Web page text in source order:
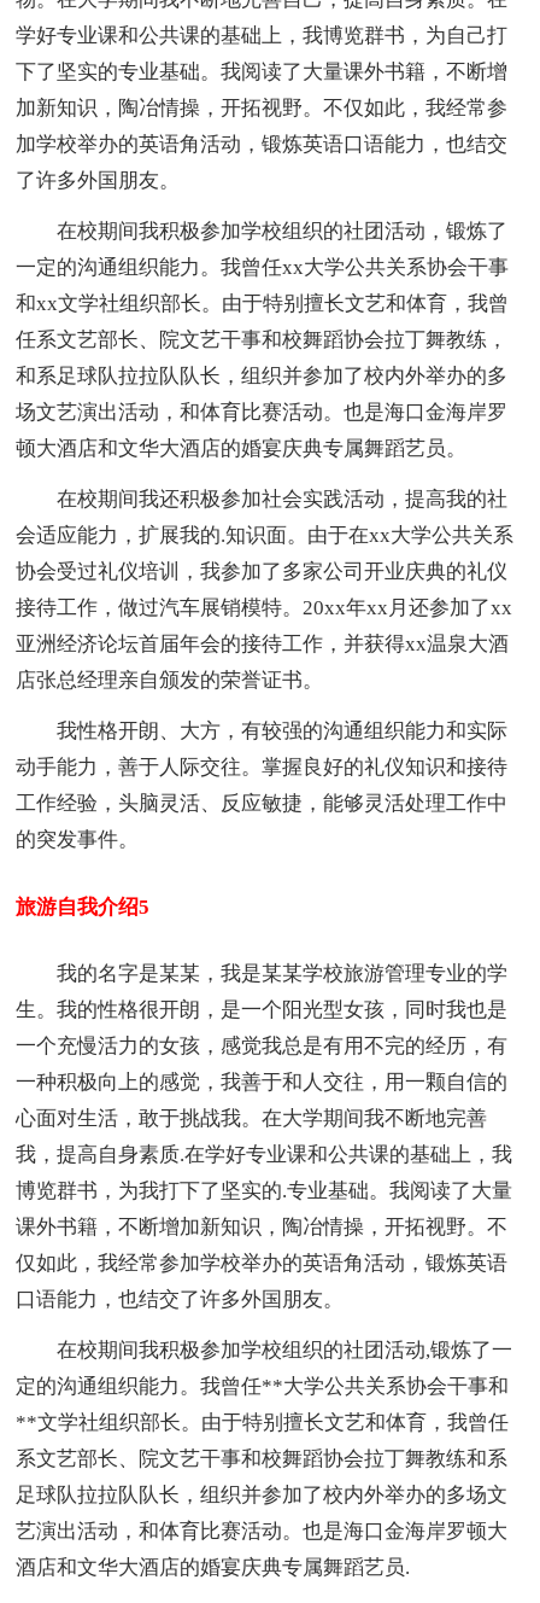
学好专业课和公共课的基础上，我博览群书，为自己打
下了坚实的专业基础。我阅读了大量课外书籍，不断增
加新知识，陶冶情操，开拓视野。不仅如此，我经常参
加学校举办的英语角活动，锻炼英语口语能力，也结交
了许多外国朋友。
在校期间我积极参加学校组织的社团活动，锻炼了
一定的沟通组织能力。我曾任xx大学公共关系协会干事
和xx文学社组织部长。由于特别擅长文艺和体育，我曾
任系文艺部长、院文艺干事和校舞蹈协会拉丁舞教练，
和系足球队拉拉队队长，组织并参加了校内外举办的多
场文艺演出活动，和体育比赛活动。也是海口金海岸罗
顿大酒店和文华大酒店的婚宴庆典专属舞蹈艺员。
在校期间我还积极参加社会实践活动，提高我的社
会适应能力，扩展我的.知识面。由于在xx大学公共关系
协会受过礼仪培训，我参加了多家公司开业庆典的礼仪
接待工作，做过汽车展销模特。20xx年xx月还参加了xx
亚洲经济论坛首届年会的接待工作，并获得xx温泉大酒
店张总经理亲自颁发的荣誉证书。
我性格开朗、大方，有较强的沟通组织能力和实际
动手能力，善于人际交往。掌握良好的礼仪知识和接待
工作经验，头脑灵活、反应敏捷，能够灵活处理工作中
的突发事件。
旅游自我介绍5
我的名字是某某，我是某某学校旅游管理专业的学
生。我的性格很开朗，是一个阳光型女孩，同时我也是
一个充慢活力的女孩，感觉我总是有用不完的经历，有
一种积极向上的感觉，我善于和人交往，用一颗自信的
心面对生活，敢于挑战我。在大学期间我不断地完善
我，提高自身素质.在学好专业课和公共课的基础上，我
博览群书，为我打下了坚实的.专业基础。我阅读了大量
课外书籍，不断增加新知识，陶冶情操，开拓视野。不
仅如此，我经常参加学校举办的英语角活动，锻炼英语
口语能力，也结交了许多外国朋友。
在校期间我积极参加学校组织的社团活动,锻炼了一
定的沟通组织能力。我曾任**大学公共关系协会干事和
**文学社组织部长。由于特别擅长文艺和体育，我曾任
系文艺部长、院文艺干事和校舞蹈协会拉丁舞教练和系
足球队拉拉队队长，组织并参加了校内外举办的多场文
艺演出活动，和体育比赛活动。也是海口金海岸罗顿大
酒店和文华大酒店的婚宴庆典专属舞蹈艺员.